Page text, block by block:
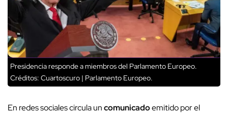
Presidencia responde a miembros del Parlamento Europeo.
Créditos: Cuartoscuro | Parlamento Europeo.
En redes sociales circula uncomunicadoemitido por el